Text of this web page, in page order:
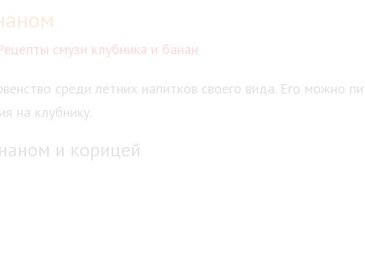
среди летних напитков своего вида. Его можно
на клубнику.
и корицей